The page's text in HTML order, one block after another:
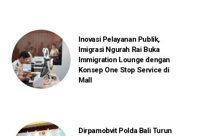
Inovasi Pelayanan Publik,
Imigrasi Ngurah Rai Buka
Immigration Lounge dengan
Konsep One Stop Service di
Mall
Dirpamobvit Polda Bali Turun